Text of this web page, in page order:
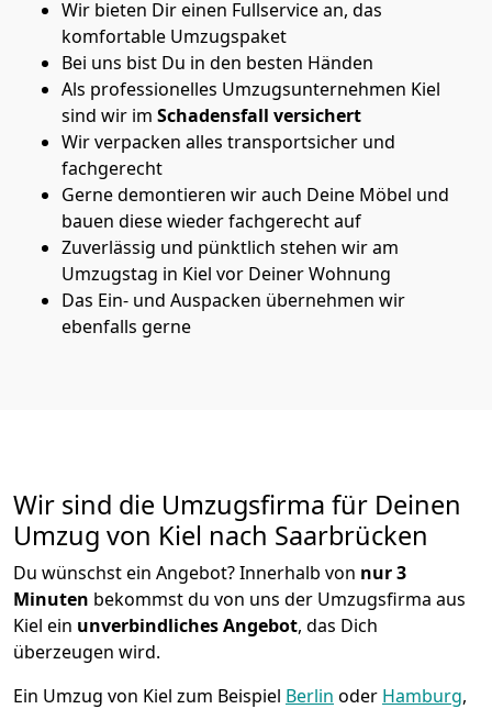
Wir bieten Dir einen Fullservice an, das
komfortable Umzugspaket
Bei uns bist Du in den besten Händen
Als professionelles Umzugsunternehmen Kiel
sind wir im Schadensfall versichert
Wir verpacken alles transportsicher und
fachgerecht
Gerne demontieren wir auch Deine Möbel und
bauen diese wieder fachgerecht auf
Zuverlässig und pünktlich stehen wir am
Umzugstag in Kiel vor Deiner Wohnung
Das Ein- und Auspacken übernehmen wir
ebenfalls gerne
Wir sind die Umzugsfirma für Deinen
Umzug von Kiel nach Saarbrücken
Du wünschst ein Angebot? Innerhalb von nur 3
Minuten bekommst du von uns der Umzugsfirma aus
Kiel ein unverbindliches Angebot, das Dich
überzeugen wird.
Ein Umzug von Kiel zum Beispiel Berlin oder Hamburg,